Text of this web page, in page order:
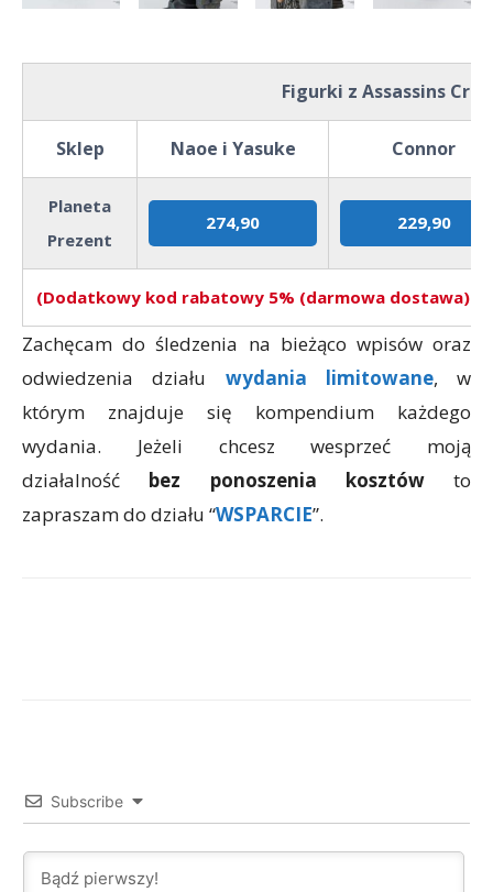
Figurki z Assassins
Sklep Naoe i Yasuke Connor
Planeta
Prezent
274,90 229,90
(Dodatkowy kod rabatowy 5% (darmowa dostawa) w
Zachęcam do śledzenia na bieżąco wpisów oraz
odwiedzenia działu wydania limitowane, w
którym znajduje się kompendium każdego
wydania. Jeżeli chcesz wesprzeć moją
działalność bez ponoszenia kosztówto
zapraszam do działu “WSPARCIE”.
Subscribe